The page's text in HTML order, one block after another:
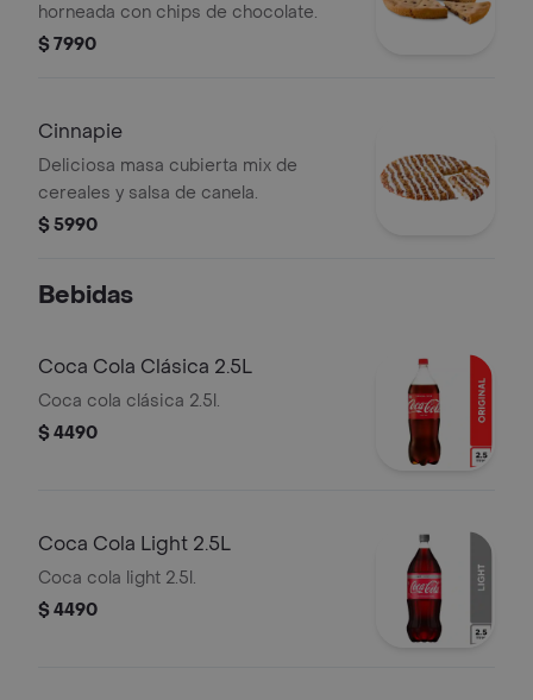
horneada con chips de chocolate.
$ 7990
Cinnapie
Deliciosa masa cubierta mix de
cereales y salsa de canela.
$ 5990
Bebidas
Coca Cola Clásica 2.5L
Coca cola clásica 2.5l.
$ 4490
Coca Cola Light 2.5L
Coca cola light 2.5l.
$ 4490